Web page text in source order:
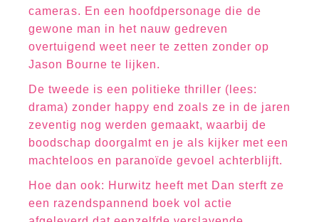
cameras. En een hoofdpersonage die de
gewone man in het nauw gedreven
overtuigend weet neer te zetten zonder op
Jason Bourne te lijken.
De tweede is een politieke thriller (lees:
drama) zonder happy end zoals ze in de jaren
zeventig nog werden gemaakt, waarbij de
boodschap doorgalmt en je als kijker met een
machteloos en paranoïde gevoel achterblijft.
Hoe dan ook: Hurwitz heeft met Dan sterft ze
een razendspannend boek vol actie